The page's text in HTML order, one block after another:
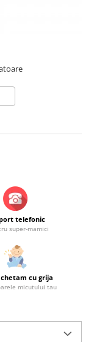
telefonic
super-mamici
cu grija
micutului tau